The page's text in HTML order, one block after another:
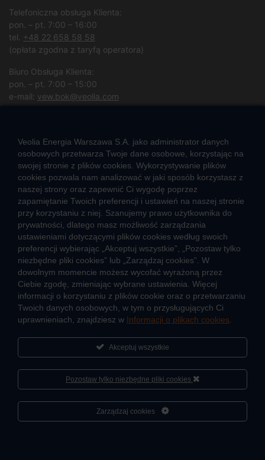
Telefoniczna obsługa Klienta:
pon. – pt. 7:00 – 16:00
tel. +48 22 658 58 58
(opłata zgodna z taryfą operatora)
Biuro Obsługa Klienta:
pon. – pt. 7:00 – 15:00
e-mail: vew.bok@veolia.com
CIEPŁO SYSTEMOWE
Zalety ciepła systemowego
Pomyśl ciepło o lokatorach – nie wyłączaj węzła!
TARYFY I CENNIKI
Cennik usług zewnętrznych i opłat dodatkowych
Taryfy dla ciepła
JAK POWSTAJE CIEPŁO
Mapa sieci ciepłowniczej
O firmie
Sportowa akademia Veolia
Fundacja Veolia Polska
Veolia Energia Warszawa S.A. jako administrator danych
osobowych przetwarza Twoje dane osobowe, korzystając na
swojej stronie z plików cookies. Wykorzystywanie plików
cookies pozwala nam analizować w jaki sposób korzystasz z
naszej strony oraz zapewnić Ci wygodę poprzez
zapamiętanie Twoich preferencji i ustawień na naszej stronie
przy korzystaniu z niej. Szanujemy prawo użytkownika do
prywatności, dlatego masz możliwość zarządzania
ustawieniami dotyczącymi plików cookies według swoich
preferencji wybierając „Akceptuj wszystkie”, „Pozostaw tylko
niezbędne pliki cookies” lub „Zarządzaj cookies”. W
dowolnym momencie możesz wycofać wyrażoną przez
Ciebie zgodę, zmieniając wybrane ustawienia. Więcej
informacji o korzystaniu z plików cookie oraz o przetwarzaniu
Twoich danych osobowych, w tym o przysługujących Ci
uprawnieniach, znajdziesz w Informacji o plikach cookies
Akceptuj wszystkie
Pozostaw tylko niezbędne pliki cookies
Zarządzaj cookiesCześć, porozmawiaj ze mną